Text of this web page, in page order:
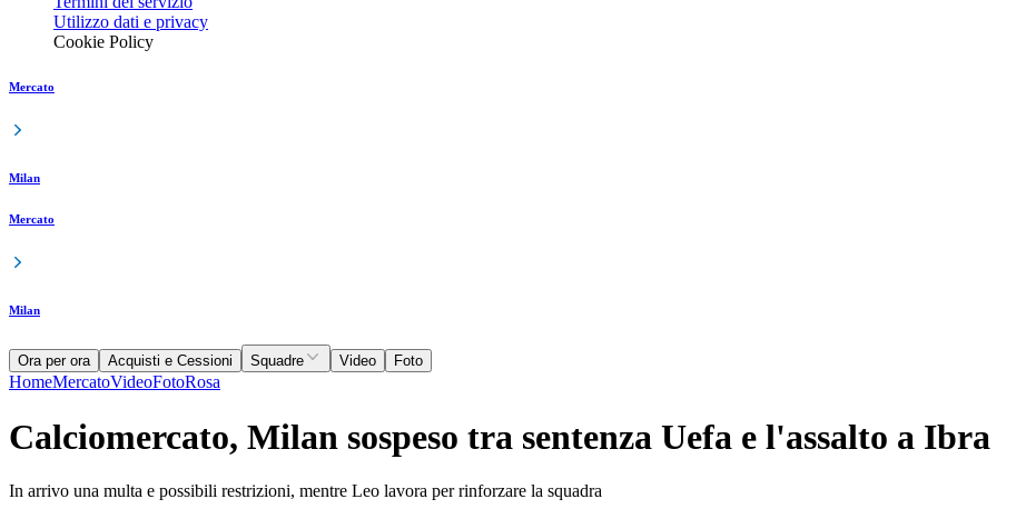
Utilizzo dati e privacy
Cookie Policy
Mercato
Milan
Mercato
Milan
Ora per ora Acquisti e Cessioni Squadre Video Foto
HomeMercatoVideoFotoRosa
Calciomercato, Milan sospeso tra sentenza Uefa e l'assalto a Ibra
In arrivo una multa e possibili restrizioni, mentre Leo lavora per rinforzare la squadra